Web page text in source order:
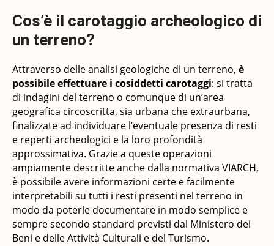
Cos’è il carotaggio archeologico di
un terreno?
Attraverso delle analisi geologiche di un terreno, è
possibile effettuare i cosiddetti carotaggi: si tratta
di indagini del terreno o comunque di un’area
geografica circoscritta, sia urbana che extraurbana,
finalizzate ad individuare l’eventuale presenza di resti
e reperti archeologici e la loro profondità
approssimativa. Grazie a queste operazioni
ampiamente descritte anche dalla normativa VIARCH,
è possibile avere informazioni certe e facilmente
interpretabili su tutti i resti presenti nel terreno in
modo da poterle documentare in modo semplice e
sempre secondo standard previsti dal Ministero dei
Beni e delle Attività Culturali e del Turismo.